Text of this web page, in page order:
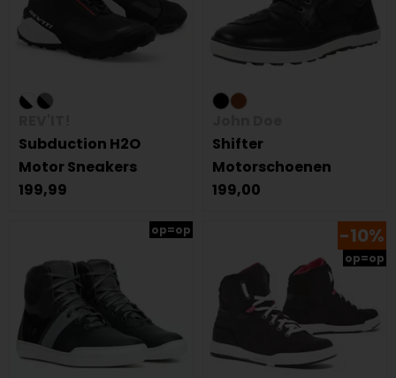
Subduction H2O
Motor Sneakers
199,99
Shifter
Motorschoenen
199,00
op=op -10%
op=op